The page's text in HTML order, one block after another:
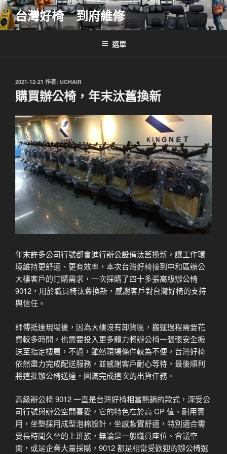
跳
至
主
台灣好椅 到府維修
選單
發
佈
於
2021-12-21 作者: UCHAIR
購買辦公椅，年末汰舊換新
年末許多公司行號都會進行辦公設備汰舊換新，讓工作環
境維持更舒適、更有效率，本次台灣好椅接到中和區辦公
大樓客戶的訂購需求，一次採購了四十多張高級辦公椅
9012，用於職員椅汰舊換新，感謝客戶對台灣好椅的支持
與信任。
師傅抵達現場後，因為大樓沒有卸貨區，搬運過程需要花
費較多時間，也需要投入更多體力將辦公椅一張張安全搬
送至指定樓層，不過，雖然現場條件較為不便，台灣好椅
依然盡力完成配送服務，並感謝客戶耐心等待，最後順利
將這批辦公椅送達，圓滿完成這次的出貨任務。
高級辦公椅 9012 一直是台灣好椅相當熱銷的款式，深受公
司行號與辦公空間喜愛，它的特色在於高 CP 值、耐用實
用，坐墊採用成型泡棉設計，坐感紮實舒適，特別適合需
要長時間久坐的上班族，無論是一般職員座位、會議空
間，或是企業大量採購，9012 都是相當受歡迎的辦公椅選